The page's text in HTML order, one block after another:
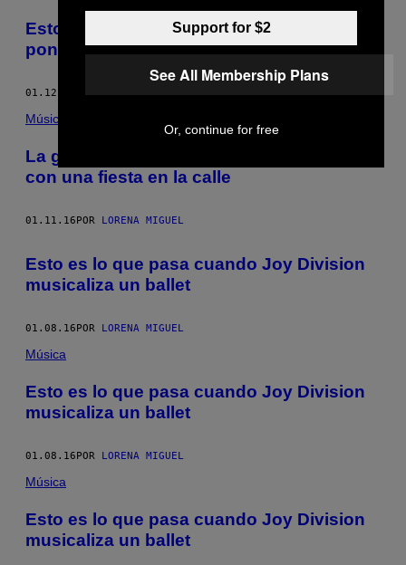
Esto es lo que pasa cuando Joy Division
pone la música para un ballet
01.12.16 PORLORENA MIGUEL
Música
La gente está despidiendo a David Bowie
con una fiesta en la calle
01.11.16POR LORENA MIGUEL
Esto es lo que pasa cuando Joy Division
musicaliza un ballet
01.08.16POR LORENA MIGUEL
Música
Esto es lo que pasa cuando Joy Division
musicaliza un ballet
01.08.16POR LORENA MIGUEL
Música
Esto es lo que pasa cuando Joy Division
musicaliza un ballet
Support for $2
See All Membership Plans
Or, continue for free